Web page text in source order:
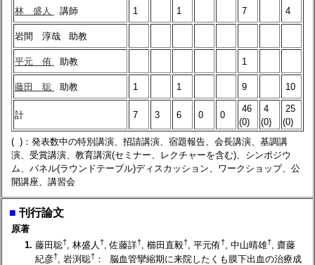
林 盛人 講師 1 1 7 4
岩間 淳哉 助教
平元 侑 助教 1
藤田 聡 助教 1 1 9 10
計 7 3 6 0 0
46
(0)
4
(0)
25
(0)
( )：発表数中の特別講演、招請講演、宿題報告、会長講演、基調講
演、受賞講演、教育講演(セミナー、レクチャーを含む)、シンポジウ
ム、パネル(ラウンドテーブル)ディスカッション、ワークショップ、公
開講座、講習会
■ 刊行論文
原著
1. 藤田聡†, 林盛人†, 佐藤詳†, 櫛田直毅†, 平元侑†, 中山晴雄†, 齋藤
紀彦† , 岩渕聡† ： 脳血管攣縮期に来院したくも膜下出血の治療成